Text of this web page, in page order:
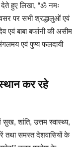
हुए लिखा, “ॐ नमः
पर सभी श्रद्धालुओं एवं
एवं बाबा बर्फानी की असीम
एवं पुण्य फलदायी
कर रहे
शांति, उत्तम स्वास्थ्य,
तथा समस्त देशवासियों के